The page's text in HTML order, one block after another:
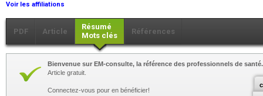
Voir les affiliations
PDF Article
Résumé
Mots clés
Références
Bienvenue sur EM-consulte, la référence des professionnels de santé.
Article gratuit.
Connectez-vous pour en bénéficier!